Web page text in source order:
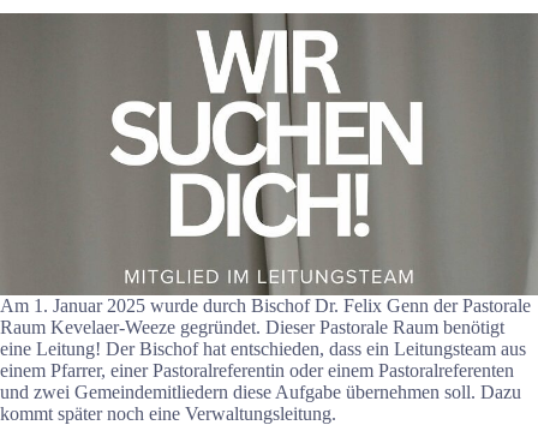
Am 1. Januar 2025 wurde durch Bischof Dr. Felix Genn der Pastorale
Raum Kevelaer-Weeze gegründet. Dieser Pastorale Raum benötigt
eine Leitung! Der Bischof hat entschieden, dass ein Leitungsteam aus
einem Pfarrer, einer Pastoralreferentin oder einem Pastoralreferenten
und zwei Gemeindemitliedern diese Aufgabe übernehmen soll. Dazu
kommt später noch eine Verwaltungsleitung.